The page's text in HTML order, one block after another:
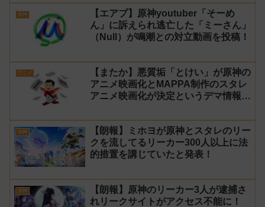
原神
【エアプ】原神youtuber「そーめ
ん」に訴えられ逃亡した「ミーさん」
（Null）が鳴潮との対立動画を投稿！
アニメ
【またか】悪質垢「とけい」が原神の
アニメ映画化とMAPPA制作のスタレ
アニメ映画化が決定というデマ情報を
原神
【朗報】ミホヨが原神とスタレのリー
クを流してるリーカー300人以上に法
的措置を講じていたと発表！
原神
【朗報】原神のリーカー3人が逮捕さ
れリークサイトがアクセス不能に！